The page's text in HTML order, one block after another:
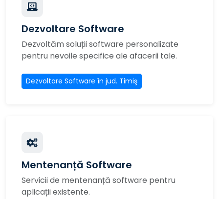
Dezvoltare Software
Dezvoltăm soluții software personalizate
pentru nevoile specifice ale afacerii tale.
Dezvoltare Software în jud. Timiş
Mentenanță Software
Servicii de mentenanță software pentru
aplicații existente.